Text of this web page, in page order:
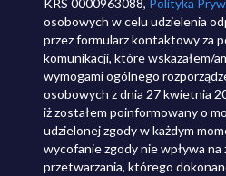
KRS 0000963088, Polityka
osobowych w celu udzielenia
przez formularz kontaktowy za
komunikacji, które wskazałem/
wymogami ogólnego
osobowych z dnia 27 kwietnia
iż zostałem poinformowany o
udzielonej zgody w każdym
wycofanie zgody nie wpływa na
przetwarzania, którego